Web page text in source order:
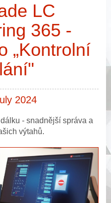
LC
365 -
„Kontrolní
2024
- snadnější správa a
výtahů.